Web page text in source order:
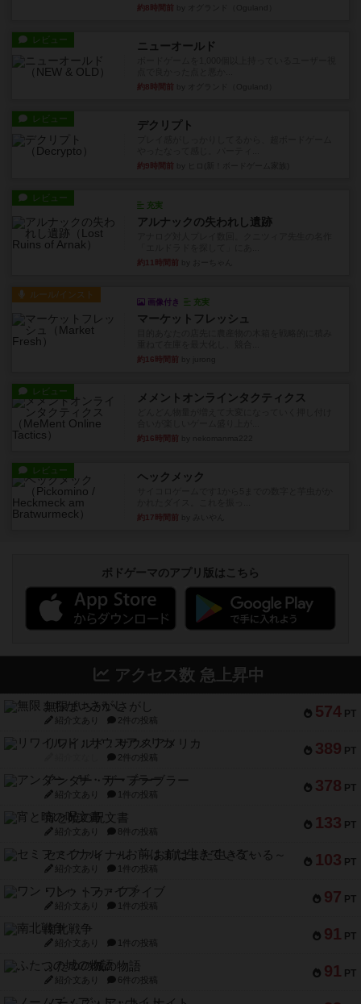
約8時間前
レビュー ニューオールド
約8時間前
レビュー デクリプト
約9時間前
レビュー
充実
アルナックの失われし遺跡
約11時間前
ルール/インスト
画像付き 充実
マーケットフレッシュ
約16時間前
レビュー メメントオンラインタクティクス
約16時間前
レビュー ヘックメック
約17時間前
ボドゲーマのアプリ版はこちら
アクセス数 急上昇中
574 PT
無限まちがいさがし
紹介文あり 2件の投稿
389 PT
リワイルド：サウスアメリカ
2件の投稿
378 PT
アンダー・ザ・テーブラー
紹介文あり 1件の投稿
133 PT
宵と暁の呪文書
紹介文あり 8件の投稿
103 PT
セミファイナル ～お前はまだ生きている～
紹介文あり 1件の投稿
97 PT
ワン・トゥ・ファイブ
紹介文あり 1件の投稿
91 PT
南北戦争
紹介文あり 1件の投稿
91 PT
ふたつの城の物語
紹介文あり 6件の投稿